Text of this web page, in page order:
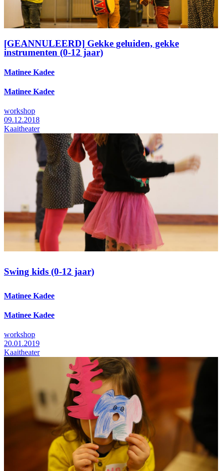
[GEANNULEERD] Gekke geluiden, gekke
instrumenten (0-12 jaar)
Matinee Kadee
Matinee Kadee
workshop
09.12.2018
Kaaitheater
Swing kids (0-12 jaar)
Matinee Kadee
Matinee Kadee
workshop
20.01.2019
Kaaitheater